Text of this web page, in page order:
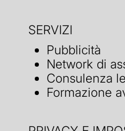
SERVIZI
Pubblicità
Network di
Consulenza
Formazione